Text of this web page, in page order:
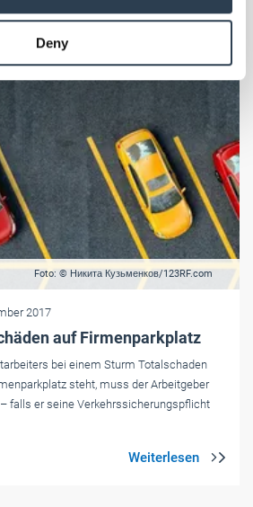
they’ve collected from your use
Impressum Datenschutz
Deny
Foto: © Никита Кузьменков/123RF.com
2017
auf Firmenparkplatz
bei einem Sturm Totalschaden
steht, muss der Arbeitgeber
falls er seine Verkehrssicherungspflicht